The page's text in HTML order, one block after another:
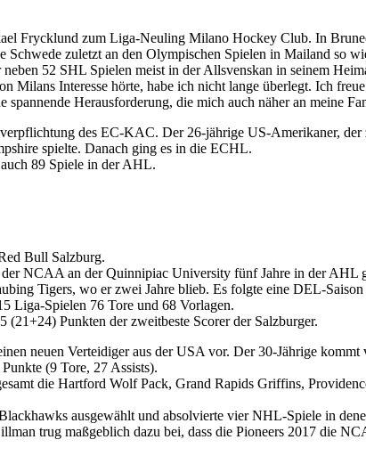
Frycklund zum Liga-Neuling Milano Hockey Club. In
zuletzt an den Olympischen Spielen in Mailand so
52 SHL Spielen meist in der Allsvenskan in seinem
Milans Interesse hörte, habe ich nicht lange überlegt. Ich
Herausforderung, die mich auch näher an meine
des EC-KAC. Der 26-jährige US-Amerikaner, der
spielte. Danach ging es in die ECHL.
89 Spiele in der AHL.
Bull Salzburg.
NCAA an der Quinnipiac University fünf Jahre in der AHL
Tigers, wo er zwei Jahre blieb. Es folgte eine DEL-
Liga-Spielen 76 Tore und 68 Vorlagen.
Punkten der zweitbeste Scorer der Salzburger.
neuen Verteidiger aus der USA vor. Der 30-Jährige
(9 Tore, 27 Assists).
die Hartford Wolf Pack, Grand Rapids Griffins,
ausgewählt und absolvierte vier NHL-Spiele in
trug maßgeblich dazu bei, dass die Pioneers 2017 die